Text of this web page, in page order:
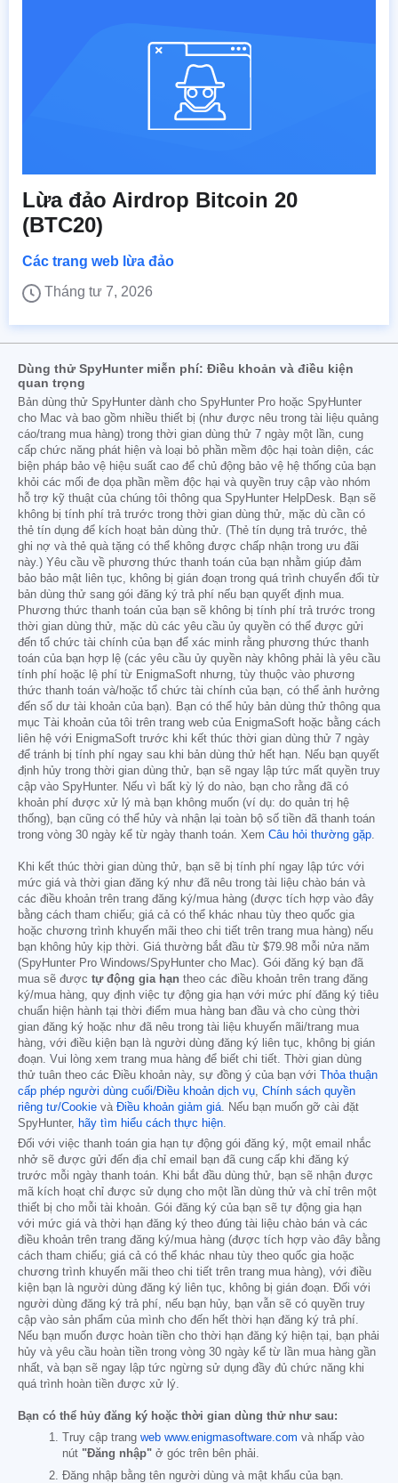
Lừa đảo Airdrop Bitcoin 20
(BTC20)
Các trang web lừa đảo
Tháng tư 7, 2026
Dùng thử SpyHunter miễn phí: Điều khoản và điều kiện
quan trọng
Bản dùng thử SpyHunter dành cho SpyHunter Pro hoặc SpyHunter
cho Mac và bao gồm nhiều thiết bị (như được nêu trong tài liệu quảng
cáo/trang mua hàng) trong thời gian dùng thử 7 ngày một lần, cung
cấp chức năng phát hiện và loại bỏ phần mềm độc hại toàn diện, các
biện pháp bảo vệ hiệu suất cao để chủ động bảo vệ hệ thống của bạn
khỏi các mối đe dọa phần mềm độc hại và quyền truy cập vào nhóm
hỗ trợ kỹ thuật của chúng tôi thông qua SpyHunter HelpDesk. Bạn sẽ
không bị tính phí trả trước trong thời gian dùng thử, mặc dù cần có
thẻ tín dụng để kích hoạt bản dùng thử. (Thẻ tín dụng trả trước, thẻ
ghi nợ và thẻ quà tặng có thể không được chấp nhận trong ưu đãi
này.) Yêu cầu về phương thức thanh toán của bạn nhằm giúp đảm
bảo bảo mật liên tục, không bị gián đoạn trong quá trình chuyển đổi từ
bản dùng thử sang gói đăng ký trả phí nếu bạn quyết định mua.
Phương thức thanh toán của bạn sẽ không bị tính phí trả trước trong
thời gian dùng thử, mặc dù các yêu cầu ủy quyền có thể được gửi
đến tổ chức tài chính của bạn để xác minh rằng phương thức thanh
toán của bạn hợp lệ (các yêu cầu ủy quyền này không phải là yêu cầu
tính phí hoặc lệ phí từ EnigmaSoft nhưng, tùy thuộc vào phương
thức thanh toán và/hoặc tổ chức tài chính của bạn, có thể ảnh hưởng
đến số dư tài khoản của bạn). Bạn có thể hủy bản dùng thử thông qua
mục Tài khoản của tôi trên trang web của EnigmaSoft hoặc bằng cách
liên hệ với EnigmaSoft trước khi kết thúc thời gian dùng thử 7 ngày
để tránh bị tính phí ngay sau khi bản dùng thử hết hạn. Nếu bạn quyết
định hủy trong thời gian dùng thử, bạn sẽ ngay lập tức mất quyền truy
cập vào SpyHunter. Nếu vì bất kỳ lý do nào, bạn cho rằng đã có
khoản phí được xử lý mà bạn không muốn (ví dụ: do quản trị hệ
thống), bạn cũng có thể hủy và nhận lại toàn bộ số tiền đã thanh toán
trong vòng 30 ngày kể từ ngày thanh toán. Xem Câu hỏi thường gặp.
Khi kết thúc thời gian dùng thử, bạn sẽ bị tính phí ngay lập tức với
mức giá và thời gian đăng ký như đã nêu trong tài liệu chào bán và
các điều khoản trên trang đăng ký/mua hàng (được tích hợp vào đây
bằng cách tham chiếu; giá cả có thể khác nhau tùy theo quốc gia
hoặc chương trình khuyến mãi theo chi tiết trên trang mua hàng) nếu
bạn không hủy kịp thời. Giá thường bắt đầu từ $79.98 mỗi nửa năm
(SpyHunter Pro Windows/SpyHunter cho Mac). Gói đăng ký bạn đã
mua sẽ được tự động gia hạn theo các điều khoản trên trang đăng
ký/mua hàng, quy định việc tự động gia hạn với mức phí đăng ký tiêu
chuẩn hiện hành tại thời điểm mua hàng ban đầu và cho cùng thời
gian đăng ký hoặc như đã nêu trong tài liệu khuyến mãi/trang mua
hàng, với điều kiện bạn là người dùng đăng ký liên tục, không bị gián
đoạn. Vui lòng xem trang mua hàng để biết chi tiết. Thời gian dùng
thử tuân theo các Điều khoản này, sự đồng ý của bạn với
Thỏa thuận
cấp phép người dùng cuối/Điều khoản dịch vụ, Chính sách quyền
riêng tư/Cookie và Điều khoản giảm giá. Nếu bạn muốn gỡ cài đặt
SpyHunter, hãy tìm hiểu cách thực hiện.
Đối với việc thanh toán gia hạn tự động gói đăng ký, một email nhắc
nhở sẽ được gửi đến địa chỉ email bạn đã cung cấp khi đăng ký
trước mỗi ngày thanh toán. Khi bắt đầu dùng thử, bạn sẽ nhận được
mã kích hoạt chỉ được sử dụng cho một lần dùng thử và chỉ trên một
thiết bị cho mỗi tài khoản. Gói đăng ký của bạn sẽ tự động gia hạn
với mức giá và thời hạn đăng ký theo đúng tài liệu chào bán và các
điều khoản trên trang đăng ký/mua hàng (được tích hợp vào đây bằng
cách tham chiếu; giá cả có thể khác nhau tùy theo quốc gia hoặc
chương trình khuyến mãi theo chi tiết trên trang mua hàng), với điều
kiện bạn là người dùng đăng ký liên tục, không bị gián đoạn. Đối với
người dùng đăng ký trả phí, nếu bạn hủy, bạn vẫn sẽ có quyền truy
cập vào sản phẩm của mình cho đến hết thời hạn đăng ký trả phí.
Nếu bạn muốn được hoàn tiền cho thời hạn đăng ký hiện tại, bạn phải
hủy và yêu cầu hoàn tiền trong vòng 30 ngày kể từ lần mua hàng gần
nhất, và bạn sẽ ngay lập tức ngừng sử dụng đầy đủ chức năng khi
quá trình hoàn tiền được xử lý.
Bạn có thể hủy đăng ký hoặc thời gian dùng thử như sau:
Truy cập trang web www.enigmasoftware.com và nhấp vào
nút "Đăng nhập" ở góc trên bên phải.
Đăng nhập bằng tên người dùng và mật khẩu của bạn.